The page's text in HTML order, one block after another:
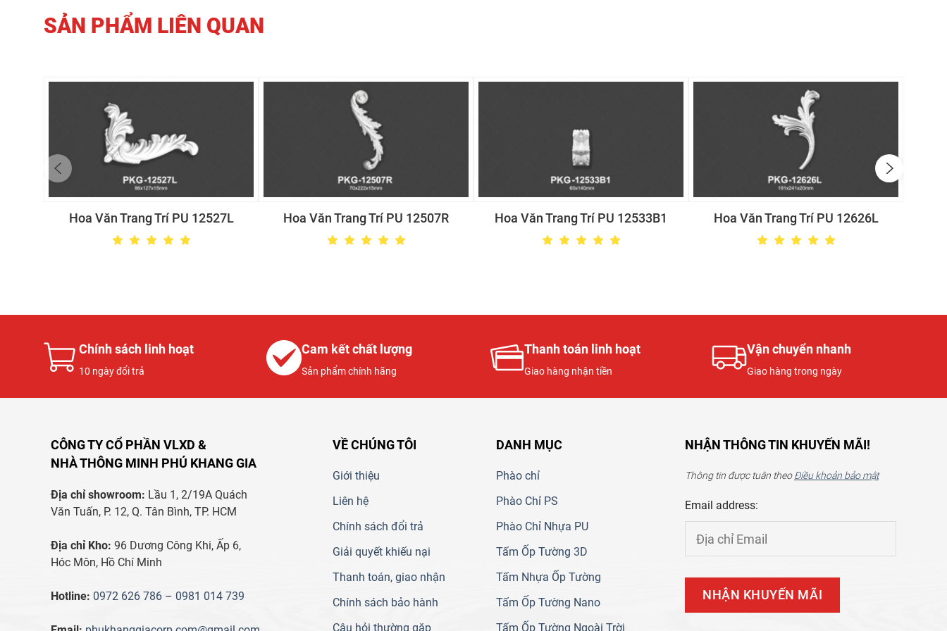
SẢN PHẨM LIÊN QUAN
Hoa Văn Trang Trí PU 12527L Hoa Văn Trang Trí PU 12507R Hoa Văn Trang Trí PU 12533B1 Hoa Văn Trang Trí PU 12626L
Chính sách linh hoạt
10 ngày đổi trả
Cam kết chất lượng
Sản phẩm chính hãng
Thanh toán linh hoạt
Giao hàng nhận tiền
Vận chuyển nhanh
Giao hàng trong ngày
CÔNG TY CỔ PHẦN VLXD &
NHÀ THÔNG MINH PHÚ KHANG GIA
Địa chỉ showroom: Lầu 1, 2/19A Quách
Văn Tuấn, P. 12, Q. Tân Bình, TP. HCM
Địa chỉ Kho: 96 Dương Công Khi, Ấp 6,
Hóc Môn, Hồ Chí Minh
Hotline: 0972 626 786 – 0981 014 739
VỀ CHÚNG TÔI
Giới thiệu
Liên hệ
Chính sách đổi trả
Giải quyết khiếu nại
Thanh toán, giao nhận
Chính sách bảo hành
Câu hỏi thường gặp
DANH MỤC
Phào chỉ
Phào Chỉ PS
Phào Chỉ Nhựa PU
Tấm Ốp Tường 3D
Tấm Nhựa Ốp Tường
Tấm Ốp Tường Nano
Tấm Ốp Tường Ngoài Trời
NHẬN THÔNG TIN KHUYẾN MÃI!
Thông tin được tuân theoĐiều khoản bảo mật
Email address: